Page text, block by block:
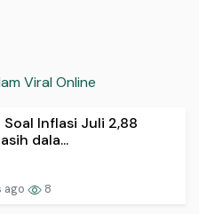
Viral Online
Inflasi Juli 2,88
dala...
ago 8